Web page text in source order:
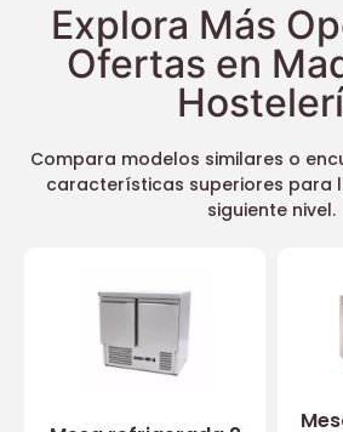
Explora Más
Ofertas en
Compara modelos similares o
características superiores para
siguiente nivel.